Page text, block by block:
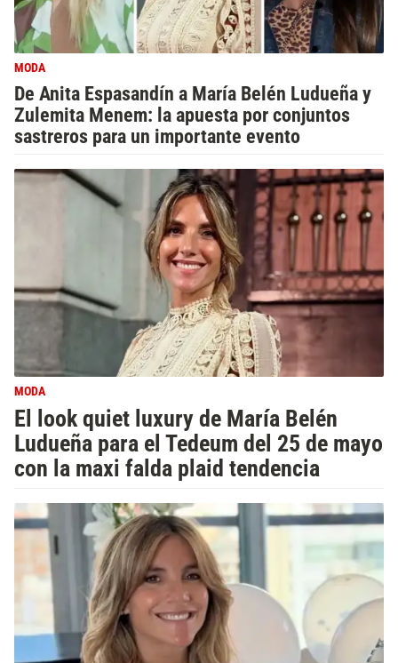
MODA
De Anita Espasandín a María Belén Ludueña y
Zulemita Menem: la apuesta por conjuntos
sastreros para un importante evento
MODA
El look quiet luxury de María Belén
Ludueña para el Tedeum del 25 de mayo
con la maxi falda plaid tendencia